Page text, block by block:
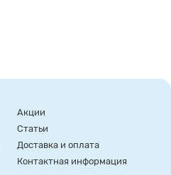
Акции
Статьи
Доставка и оплата
Контактная информация